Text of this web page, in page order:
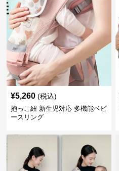
¥5,260 (税込)
抱っこ紐 新生児対応 多機能ベビ
ースリング